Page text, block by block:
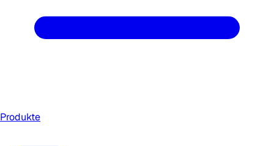
Produkte